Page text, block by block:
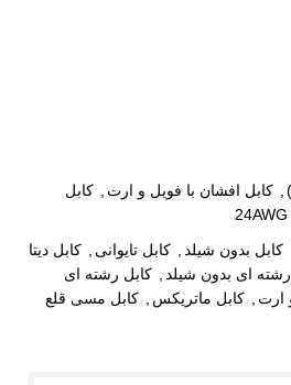
, کابل افشان با فویل و ارت , کابل
کابل بدون شیلد, کابل تایوانی , کابل دیتا
ای بدون شیلد, کابل رشته ای
ارت , کابل ماتریکس , کابل مسی قلع